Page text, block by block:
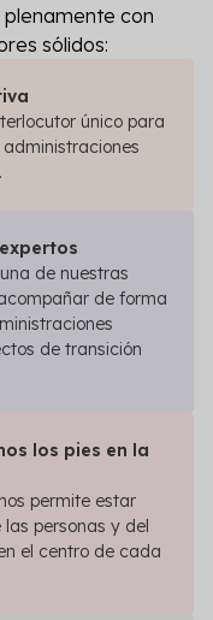
con
sólidos:
único para
de nuestras
de forma
de transición
los pies en la
permite estar
personas y del
el centro de cada